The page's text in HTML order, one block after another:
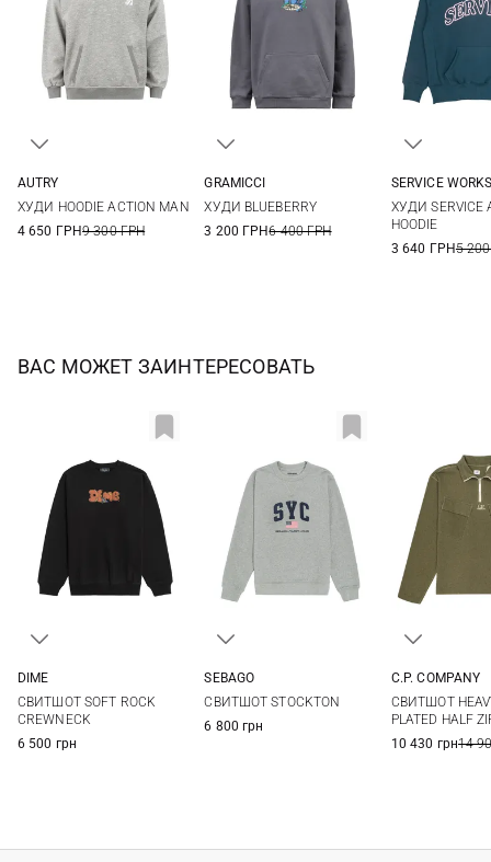
AUTRY
ХУДИ HOODIE ACTION MAN
4 650 ГРН9 300 ГРН
GRAMICCI
ХУДИ BLUEBERRY
3 200 ГРН6 400 ГРН
SERVICE
ХУДИ SERVICE
HOODIE
3 640 ГРН5
ВАС МОЖЕТ ЗАИНТЕРЕСОВАТЬ
DIME
СВИТШОТ SOFT ROCK
CREWNECK
6 500 грн
SEBAGO
СВИТШОТ STOCKTON
6 800 грн
C.P. COMPANY
СВИТШОТ
PLATED HALF
10 430 грн14